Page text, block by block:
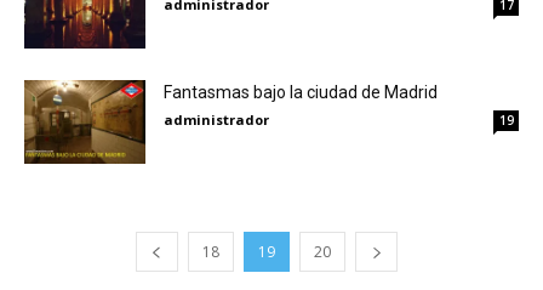
administrador 17
Fantasmas bajo la ciudad de Madrid
administrador 19
18 19 20